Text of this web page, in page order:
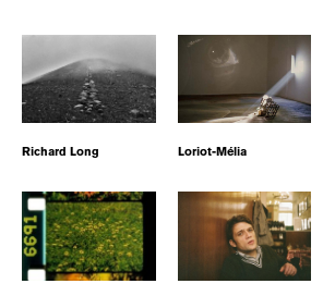
Richard Long Loriot-Mélia